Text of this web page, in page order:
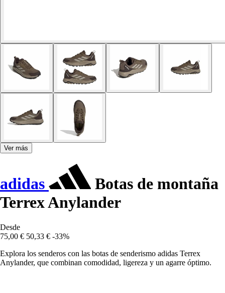
Ver más
adidas
Botas de montaña
Terrex Anylander
Desde
75,00 € 50,33 € -33%
Explora los senderos con las botas de senderismo adidas Terrex
Anylander, que combinan comodidad, ligereza y un agarre óptimo.